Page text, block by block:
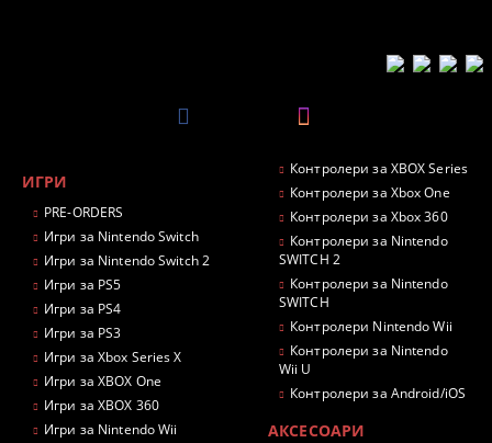
ИГРИ
PRE-ORDERS
Игри за Nintendo Switch
Игри за Nintendo Switch 2
Игри за PS5
Игри за PS4
Игри за PS3
Игри за Xbox Series X
Игри за XBOX One
Игри за XBOX 360
Игри за Nintendo Wii
Контролери за XBOX Series
Контролери за Xbox One
Контролери за Xbox 360
Контролери за Nintendo
SWITCH 2
Контролери за Nintendo
SWITCH
Контролери Nintendo Wii
Контролери за Nintendo
Wii U
Контролери за Android/iOS
АКСЕСОАРИ